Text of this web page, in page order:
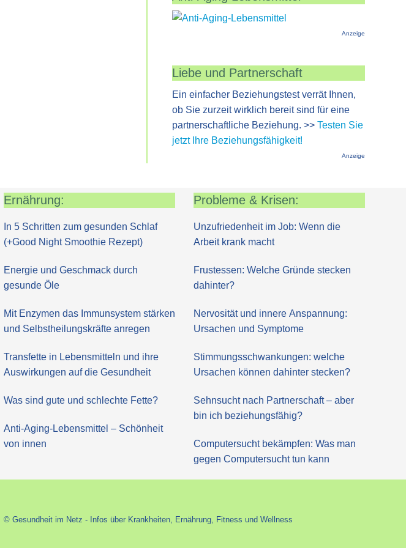
Anzeige
Liebe und Partnerschaft
Ein einfacher Beziehungstest verrät Ihnen,
ob Sie zurzeit wirklich bereit sind für eine
partnerschaftliche Beziehung. >> Testen Sie
jetzt Ihre Beziehungsfähigkeit!
Anzeige
Ernährung:
In 5 Schritten zum gesunden Schlaf
(+Good Night Smoothie Rezept)
Energie und Geschmack durch
gesunde Öle
Mit Enzymen das Immunsystem stärken
und Selbstheilungskräfte anregen
Transfette in Lebensmitteln und ihre
Auswirkungen auf die Gesundheit
Was sind gute und schlechte Fette?
Anti-Aging-Lebensmittel – Schönheit
von innen
Probleme & Krisen:
Unzufriedenheit im Job: Wenn die
Arbeit krank macht
Frustessen: Welche Gründe stecken
dahinter?
Nervosität und innere Anspannung:
Ursachen und Symptome
Stimmungsschwankungen: welche
Ursachen können dahinter stecken?
Sehnsucht nach Partnerschaft – aber
bin ich beziehungsfähig?
Computersucht bekämpfen: Was man
gegen Computersucht tun kann
© Gesundheit im Netz - Infos über Krankheiten, Ernährung, Fitness und Wellness